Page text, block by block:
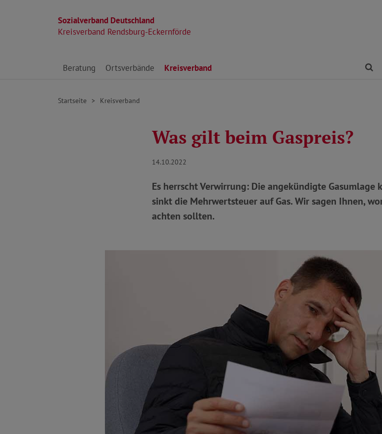
Sozialverband Deutschland
Kreisverband Rendsburg-Eckernförde
Direkt zu den Inhalten springen
Beratung Ortsverbände Kreisverband
Startseite Kreisverband
Was gilt beim Gaspreis?
14.10.2022
Es herrscht Verwirrung: Die angekündigte
sinkt die Mehrwertsteuer auf Gas. Wir sagen Ihnen,
achten sollten.